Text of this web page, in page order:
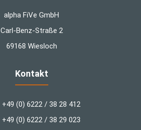
alpha FiVe GmbH
Carl-Benz-Straße 2
69168 Wiesloch
Kontakt
+49 (0) 6222 / 38 28 412
+49 (0) 6222 / 38 29 023